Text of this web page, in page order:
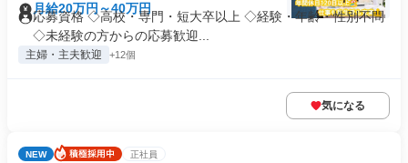
月給20万円～40万円
応募資格 ◇高校・専門・短大卒以上 ◇経験・年齢・性別不問
◇未経験の方からの応募歓迎...
主婦・主夫歓迎 +12個
気になる
NEW 正社員